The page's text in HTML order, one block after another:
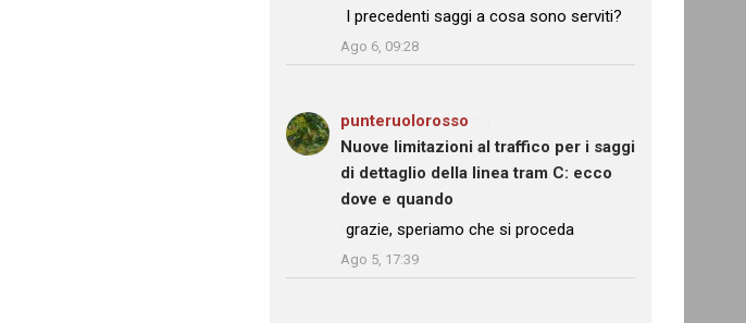
: “I precedenti saggi a cosa sono serviti?
Ago 6, 09:28
punteruolorosso
Nuove limitazioni al traffico per i saggi
di dettaglio della linea tram C: ecco
dove e quando
: “
grazie, speriamo che si proceda
Ago 5, 17:39